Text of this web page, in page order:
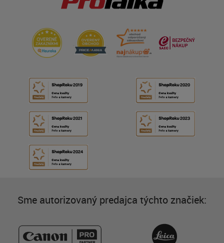
Sme autorizovaný predajca týchto značiek: